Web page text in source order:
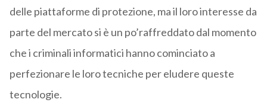
delle piattaforme di protezione, ma il loro interesse da
parte del mercato si è un po’raffreddato dal momento
che i criminali informatici hanno cominciato a
perfezionare le loro tecniche per eludere queste
tecnologie.